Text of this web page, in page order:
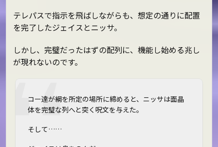
テレパスで指示を飛ばしながらも、想定の通りに配置
を完了したジェイスとニッサ。
しかし、完璧だったはずの配列に、機能し始める兆し
が現れないのです。
コー達が綱を所定の場所に締めると、ニッサは面晶
体を完璧な列へと突く呪文を与えた。
そして……